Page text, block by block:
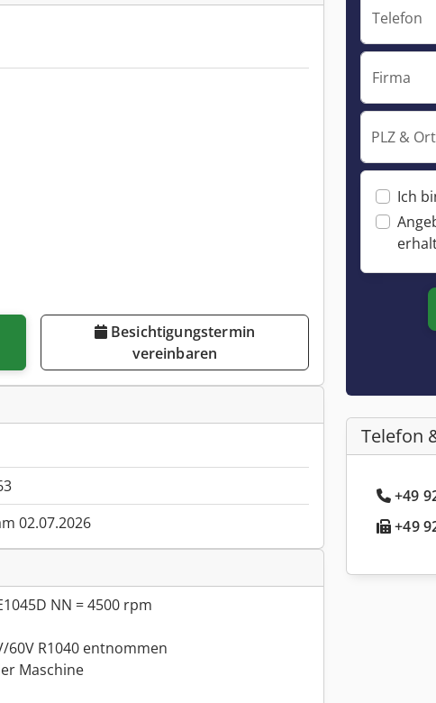
Besichtigungstermin
vereinbaren
02.07.2026
NN = 4500 rpm
60V R1040 entnommen
Maschine
Telefon
Firma
PLZ & Ort
Ich
Telefon
+49
+49